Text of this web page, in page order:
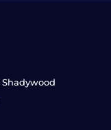
Shadywood